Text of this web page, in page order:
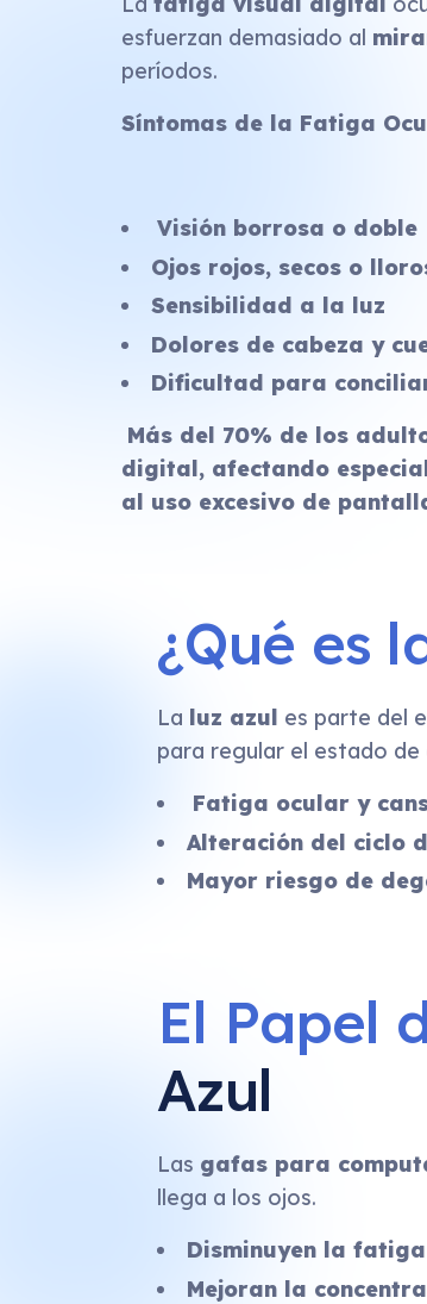
esfuerzan demasiado al
períodos.
Síntomas de la Fatiga
Visión borrosa o doble
Ojos rojos, secos o
Sensibilidad a la luz
Dolores de cabeza y
Dificultad para
Más del 70% de los
digital, afectando
al uso excesivo de
¿Qué es
La luz azul es parte del
para regular el estado de
Fatiga ocular y
Alteración del ciclo
Mayor riesgo de
El Papel
Azul
Las gafas para
llega a los ojos.
Disminuyen la
Mejoran la